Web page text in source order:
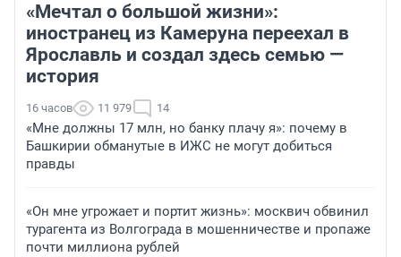
«Мечтал о большой жизни»:
иностранец из Камеруна переехал в
Ярославль и создал здесь семью —
история
16 часов 11 979 14
«Мне должны 17 млн, но банку плачу я»: почему в
Башкирии обманутые в ИЖС не могут добиться
правды
«Он мне угрожает и портит жизнь»: москвич обвинил
турагента из Волгограда в мошенничестве и пропаже
почти миллиона рублей